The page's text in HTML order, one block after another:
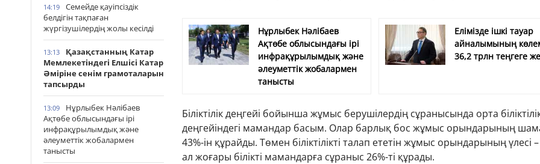
14:19
Семейде қауіпсіздік
белдігін тақпаған
жүргізушілердің жолы кесілді
13:13
Қазақстанның Катар
Мемлекетіндегі Елшісі Катар
Әміріне сенім грамоталарын
тапсырды
13:09
Нұрлыбек Нәлібаев
Ақтөбе облысындағы ірі
инфрақұрылымдық және
әлеуметтік жобалармен
танысты
Нұрлыбек Нәлібаев
Ақтөбе облысындағы ірі
инфрақұрылымдық және
әлеуметтік жобалармен
танысты
Елімізде ішкі тауар
айналымының
36,2 трлн теңгеге
Біліктілік деңгейі бойынша жұмыс берушілердің сұранысында орта
деңгейіндегі мамандар басым. Олар барлық бос жұмыс орындарының
43%-ін құрайды. Төмен біліктілікті талап ететін жұмыс орындарының үлесі
ал жоғары білікті мамандарға сұраныс 26%-ті құрады.